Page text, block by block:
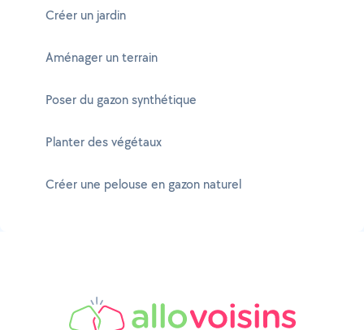
Créer un jardin
Aménager un terrain
Poser du gazon synthétique
Planter des végétaux
Créer une pelouse en gazon naturel